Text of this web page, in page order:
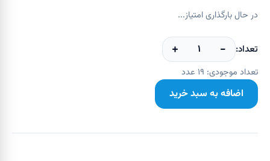
در حال بارگذاری امتیاز...
تعداد: − ۱ +
تعداد موجودی: ۱۹ عدد
اضافه به سبد خرید